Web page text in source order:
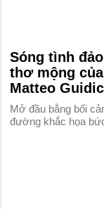
Sóng tình
thơ mộng
Matteo
Mở đầu bằng bối
đường khắc họa